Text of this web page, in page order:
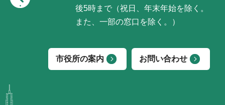
後5時まで（祝日、年末年始を除く。
また、一部の窓口を除く。）
市役所の案内 お問い合わせ